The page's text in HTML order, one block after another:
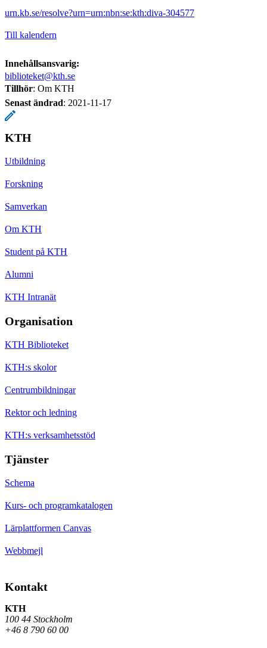
urn.kb.se/resolve?urn=urn:nbn:se:kth:diva-304577
Till kalendern
Innehållsansvarig:
biblioteket@kth.se
Tillhör: Om KTH
Senast ändrad: 2021-11-17
KTH
Utbildning
Forskning
Samverkan
Om KTH
Student på KTH
Alumni
KTH Intranät
Organisation
KTH Biblioteket
KTH:s skolor
Centrumbildningar
Rektor och ledning
KTH:s verksamhetsstöd
Tjänster
Schema
Kurs- och programkatalogen
Lärplattformen Canvas
Webbmejl
Kontakt
KTH
100 44 Stockholm
+46 8 790 60 00